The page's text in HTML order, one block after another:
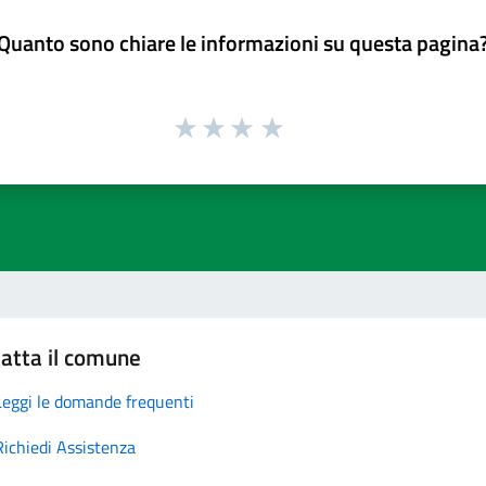
sono chiare le informazioni su questa
il comune
le domande frequenti
Assistenza